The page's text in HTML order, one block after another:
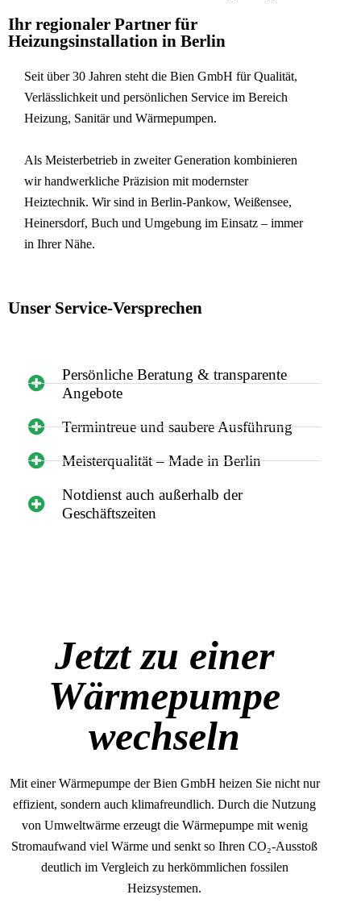
Ihr regionaler Partner für
Heizungsinstallation in Berlin
Seit über 30 Jahren steht die Bien GmbH für Qualität,
Verlässlichkeit und persönlichen Service im Bereich
Heizung, Sanitär und Wärmepumpen.
Als Meisterbetrieb in zweiter Generation kombinieren
wir handwerkliche Präzision mit modernster
Heiztechnik. Wir sind in Berlin-Pankow, Weißensee,
Heinersdorf, Buch und Umgebung im Einsatz – immer
in Ihrer Nähe.
Unser Service-Versprechen
Persönliche Beratung & transparente
Angebote
Termintreue und saubere Ausführung
Meisterqualität – Made in Berlin
Notdienst auch außerhalb der
Geschäftszeiten
Jetzt zu einer
Wärmepumpe
wechseln
Mit einer Wärmepumpe der Bien GmbH heizen Sie nicht nur
effizient, sondern auch klimafreundlich. Durch die Nutzung
von Umweltwärme erzeugt die Wärmepumpe mit wenig
Stromaufwand viel Wärme und senkt so Ihren CO₂-Ausstoß
deutlich im Vergleich zu herkömmlichen fossilen
Heizsystemen.